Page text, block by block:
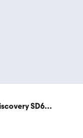
SD6
7-Sitzer